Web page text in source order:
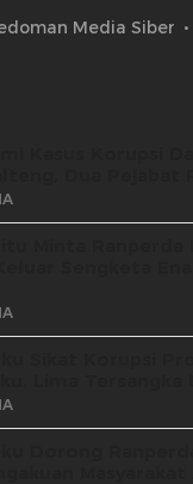
Media Siber